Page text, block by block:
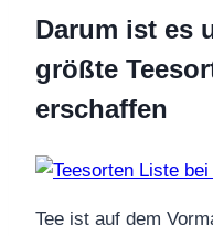
Darum ist es
größte
erschaffen
Tee ist auf dem